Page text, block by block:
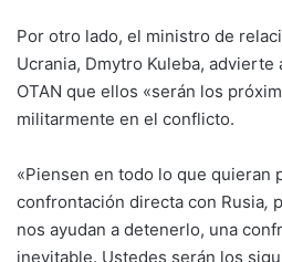
Por otro lado, el ministro de
Ucrania, Dmytro Kuleba, advierte
OTAN que ellos «serán los
militarmente en el conflicto.
«Piensen en todo lo que quieran
confrontación directa con Rusia,
nos ayudan a detenerlo, una
inevitable. Ustedes serán los